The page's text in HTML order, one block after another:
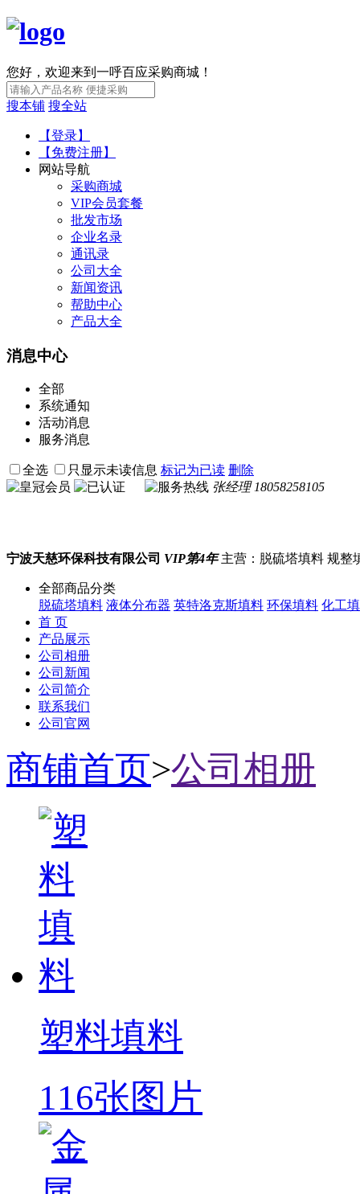
您好，欢迎来到一呼百应采购商城！
搜本铺 搜全站
【登录】
【免费注册】
网站导航
采购商城
VIP会员套餐
批发市场
企业名录
通讯录
公司大全
新闻资讯
帮助中心
产品大全
消息中心
全部
系统通知
活动消息
服务消息
全选 只显示未读信息 标记为已读 删除
张经理 18058258105
宁波天慈环保科技有限公司 VIP第4年 主营：脱硫塔填料 规整
全部商品分类
脱硫塔填料 液体分布器 英特洛克斯填料 环保填料 化工
首 页
产品展示
公司相册
公司新闻
公司简介
联系我们
公司官网
商铺首页>公司相册
塑料填料
116张图片